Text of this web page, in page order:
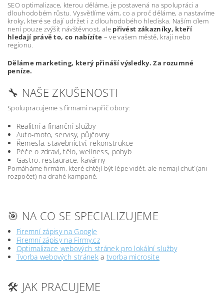
SEO optimalizace, kterou děláme, je postavená na spolupráci a
dlouhodobém růstu. Vysvětlíme vám, co a proč děláme, a nastavíme
kroky, které se dají udržet i z dlouhodobého hlediska. Naším cílem
není pouze zvýšit návštěvnost, ale přivést zákazníky, kteří
hledají právě to, co nabízíte – ve vašem městě, kraji nebo
regionu.
Děláme marketing, který přináší výsledky. Za rozumné
peníze.
🔧 NAŠE ZKUŠENOSTI
Spolupracujeme s firmami napříč obory:
Realitní a finanční služby
Auto-moto, servisy, půjčovny
Řemesla, stavebnictví, rekonstrukce
Péče o zdraví, tělo, wellness, pohyb
Gastro, restaurace, kavárny
Pomáháme firmám, které chtějí být lépe vidět, ale nemají chuť (ani
rozpočet) na drahé kampaně.
🎯 NA CO SE SPECIALIZUJEME
Firemní zápisy na Google
Firemní zápisy na Firmy.cz
Optimalizace webových stránek pro lokální služby
Tvorba webových stráneka tvorba microsite
🛠️ JAK PRACUJEME